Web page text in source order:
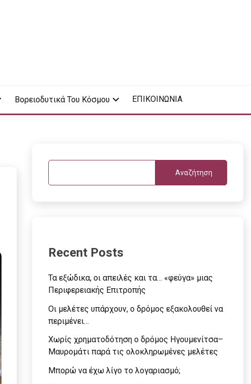
Βορειοδυτικά Του Κόσμου ΕΠΙΚΟΙΝΩΝΙΑ
Αναζήτηση
Recent Posts
Τα εξώδικα, οι απειλές και τα… «φεύγα» μιας
Περιφερειακής Επιτροπής
Οι μελέτες υπάρχουν, ο δρόμος εξακολουθεί να
περιμένει…
Χωρίς χρηματοδότηση ο δρόμος Ηγουμενίτσα–
Μαυρομάτι παρά τις ολοκληρωμένες μελέτες
Μπορώ να έχω λίγο το λογαριασμό;